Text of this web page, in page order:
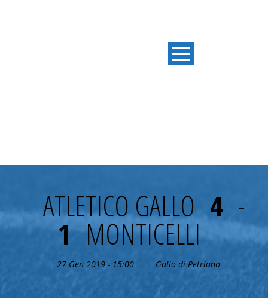
ATLETICO GALLO 4 -
1 MONTICELLI
27 Gen 2019 - 15:00 Gallo di Petriano